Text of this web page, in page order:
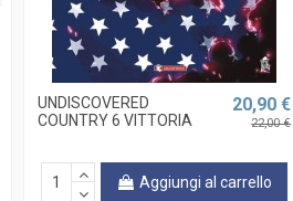
UNDISCOVERED
COUNTRY 6 VITTORIA
20,90 €
22,00 €
Aggiungi al carrello